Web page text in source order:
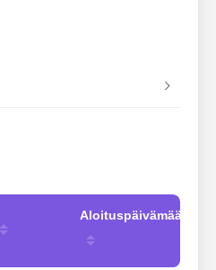
Aloituspäivämäärä